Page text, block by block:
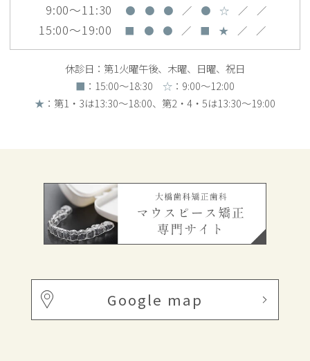
9:00～11:30 ● ● ● ／ ● ☆ ／ ／
15:00～19:00 ■ ● ● ／ ■ ★ ／ ／
休診日：第1火曜午後、木曜、日曜、祝日
■ ：15:00〜18:30 ☆ ：9:00〜12:00
★ ：第1・3は13:30～18:00、第2・4・5は13:30〜19:00
Google map